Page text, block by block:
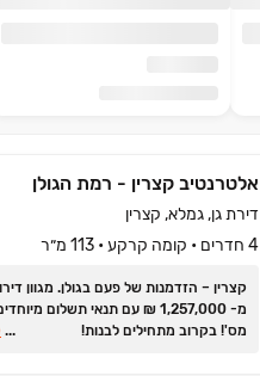
אלטרנטיב קצרין - רמת הגולן
דירת גן, גמלא, קצרין
4 חדרים • קומה קרקע • 113 מ״ר
קצרין ‏– הזדמנות של פעם בגולן. ‏מגוון
מ- ‏1,257,000 ‏₪ עם תנאי תשלום
מס'! בקרוב מתחילים לבנות!
...